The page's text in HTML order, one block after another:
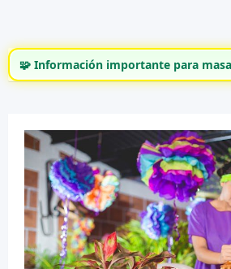
🧩 Información importante para